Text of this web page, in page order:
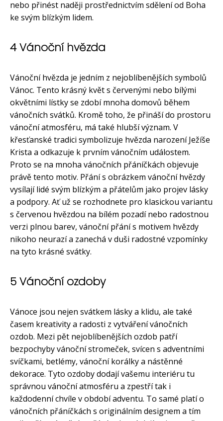
nebo přinést naději prostřednictvím sdělení od Boha
ke svým blízkým lidem.
4 Vánoční hvězda
Vánoční hvězda je jedním z nejoblíbenějších symbolů
Vánoc. Tento krásný květ s červenými nebo bílými
okvětními lístky se zdobí mnoha domovů během
vánočních svátků. Kromě toho, že přináší do prostoru
vánoční atmosféru, má také hlubší význam. V
křesťanské tradici symbolizuje hvězda narození Ježíše
Krista a odkazuje k prvním vánočním událostem.
Proto se na mnoha vánočních přáníčkách objevuje
právě tento motiv. Přání s obrázkem vánoční hvězdy
vysílají lidé svým blízkým a přátelům jako projev lásky
a podpory. Ať už se rozhodnete pro klasickou variantu
s červenou hvězdou na bílém pozadí nebo radostnou
verzi plnou barev, vánoční přání s motivem hvězdy
nikoho neurazí a zanechá v duši radostné vzpomínky
na tyto krásné svátky.
5 Vánoční ozdoby
Vánoce jsou nejen svátkem lásky a klidu, ale také
časem kreativity a radosti z vytváření vánočních
ozdob. Mezi pět nejoblíbenějších ozdob patří
bezpochyby vánoční stromeček, svícen s adventními
svíčkami, betlémy, vánoční korálky a nástěnné
dekorace. Tyto ozdoby dodají vašemu interiéru tu
správnou vánoční atmosféru a zpestří tak i
každodenní chvíle v období adventu. To samé platí o
vánočních přáníčkách s originálním designem a tím